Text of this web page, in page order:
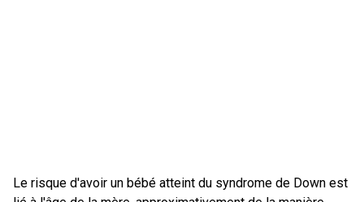
Le risque d'avoir un bébé atteint du syndrome de Down est